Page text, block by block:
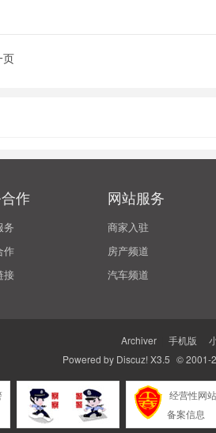
页
作
务
作
接
网站服务
商家入驻
房产频道
汽车频道
Archiver 手机版
Powered by Discuz! X3.5 © 2001-
经营性网站
备案信息